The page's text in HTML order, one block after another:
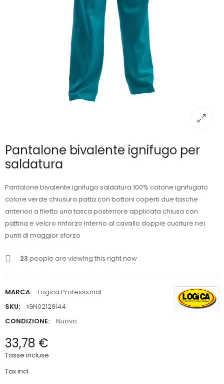
Pantalone bivalente ignifugo per
saldatura
Pantalone bivalente ignifugo saldatura 100% cotone ignifugato
colore verde chiusura patta con bottoni coperti due tasche
anteriori a filetto una tasca posteriore applicata chiusa con
pattina e velcro rinforzo interno al cavallo doppie cuciture nei
punti di maggior sforzo
23 people are viewing this right now
MARCA:
Logica Professional
SKU:
IGN02128|44
CONDIZIONE:
Nuovo
33,78 €
Tasse incluse
Tax incl.